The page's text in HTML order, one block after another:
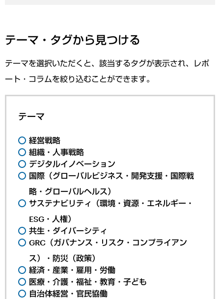
テーマ・タグから見つける
テーマを選択いただくと、該当するタグが表示され、レポ
ート・コラムを絞り込むことができます。
テーマ
経営戦略
組織・人事戦略
デジタルイノベーション
国際（グローバルビジネス・開発支援・国際戦
略・グローバルヘルス）
サステナビリティ（環境・資源・エネルギー・
ESG・人権）
共生・ダイバーシティ
GRC（ガバナンス・リスク・コンプライアン
ス）・防災（政策）
経済・産業・雇用・労働
医療・介護・福祉・教育・子ども
自治体経営・官民協働